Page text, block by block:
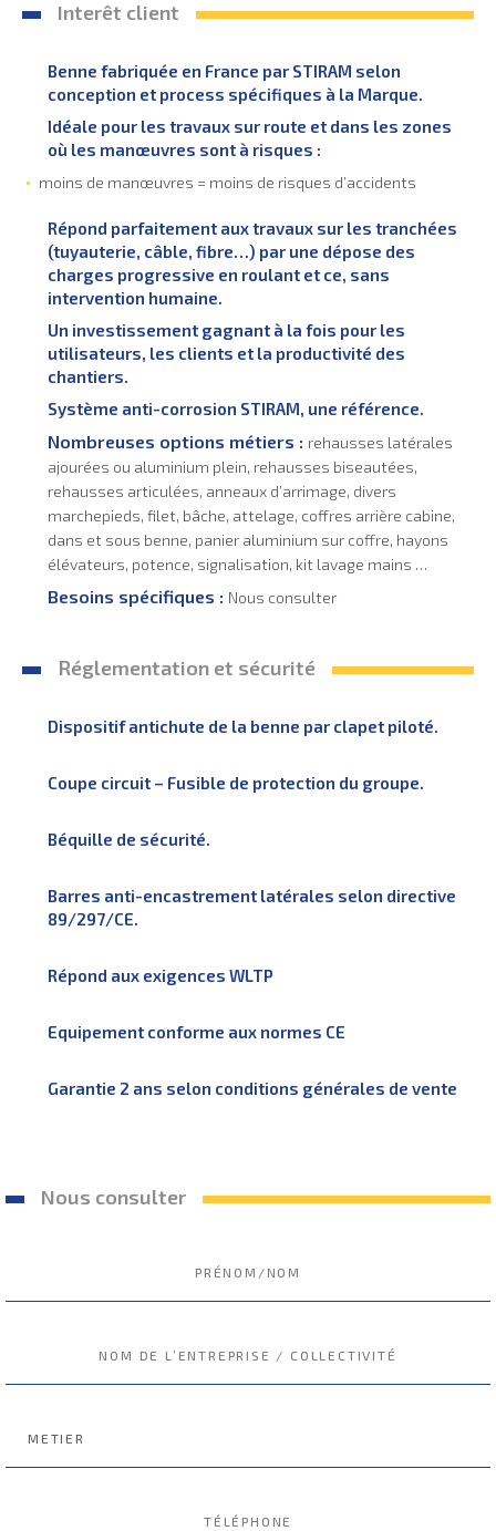
Interêt client
Benne fabriquée en France par STIRAM selon
conception et process spécifiques à la Marque.
Idéale pour les travaux sur route et dans les zones
où les manœuvres sont à risques :
moins de manœuvres = moins de risques d’accidents
Répond parfaitement aux travaux sur les tranchées
(tuyauterie, câble, fibre…) par une dépose des
charges progressive en roulant et ce, sans
intervention humaine.
Un investissement gagnant à la fois pour les
utilisateurs, les clients et la productivité des
chantiers.
Système anti-corrosion STIRAM, une référence.
Nombreuses options métiers : rehausses latérales
ajourées ou aluminium plein, rehausses biseautées,
rehausses articulées, anneaux d’arrimage, divers
marchepieds, filet, bâche, attelage, coffres arrière cabine,
dans et sous benne, panier aluminium sur coffre, hayons
élévateurs, potence, signalisation, kit lavage mains …
Besoins spécifiques : Nous consulter
Réglementation et sécurité
Dispositif antichute de la benne par clapet piloté.
Coupe circuit – Fusible de protection du groupe.
Béquille de sécurité.
Barres anti-encastrement latérales selon directive
89/297/CE.
Répond aux exigences WLTP
Equipement conforme aux normes CE
Garantie 2 ans selon conditions générales de vente
Nous consulter